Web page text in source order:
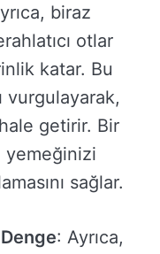
biraz
otlar
katar. Bu
vurgulayarak,
getirir. Bir
yemeğinizi
sağlar.
: Ayrıca,